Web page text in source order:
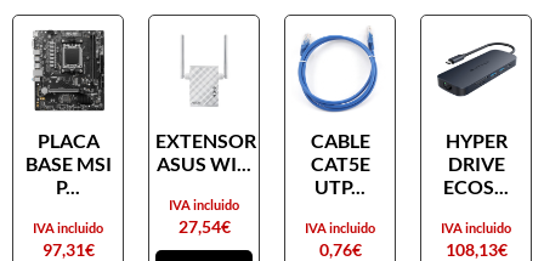
PLACA
BASE MSI
P...
97,31€
IVA incluido
EXTENSOR
ASUS WI...
27,54€
IVA incluido
CABLE
CAT5E
UTP...
0,76€
IVA incluido
HYPER
DRIVE
ECOS...
108,13€
IVA incluido